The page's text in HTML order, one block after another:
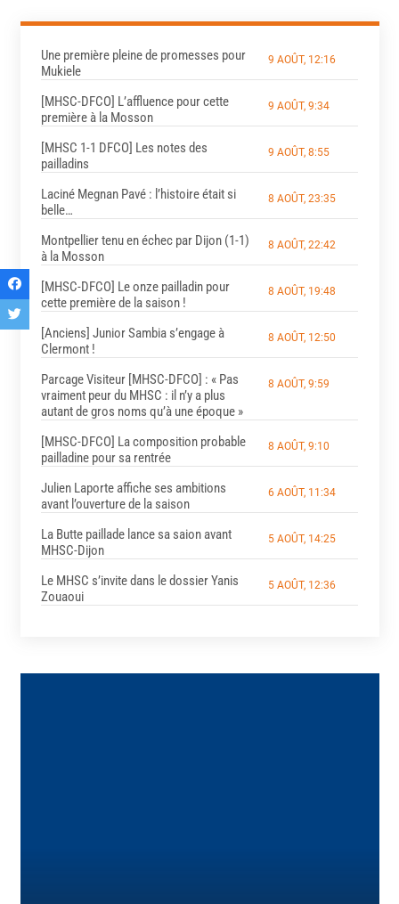
Une première pleine de promesses pour
Mukiele
9 AOÛT, 12:16
[MHSC-DFCO] L’affluence pour cette
première à la Mosson
9 AOÛT, 9:34
[MHSC 1-1 DFCO] Les notes des
pailladins
9 AOÛT, 8:55
Laciné Megnan Pavé : l’histoire était si
belle…
8 AOÛT, 23:35
Montpellier tenu en échec par Dijon (1-1)
à la Mosson
8 AOÛT, 22:42
[MHSC-DFCO] Le onze pailladin pour
cette première de la saison !
8 AOÛT, 19:48
[Anciens] Junior Sambia s’engage à
Clermont !
8 AOÛT, 12:50
Parcage Visiteur [MHSC-DFCO] : « Pas
vraiment peur du MHSC : il n’y a plus
autant de gros noms qu’à une époque »
8 AOÛT, 9:59
[MHSC-DFCO] La composition probable
pailladine pour sa rentrée
8 AOÛT, 9:10
Julien Laporte affiche ses ambitions
avant l’ouverture de la saison
6 AOÛT, 11:34
La Butte paillade lance sa saion avant
MHSC-Dijon
5 AOÛT, 14:25
Le MHSC s’invite dans le dossier Yanis
Zouaoui
5 AOÛT, 12:36